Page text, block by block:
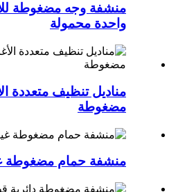
منشفة وجه مضغوطة
واحدة محمولة
مناديل تنظيف متعددة
مضغوطة
منشفة حمام مضغوطة